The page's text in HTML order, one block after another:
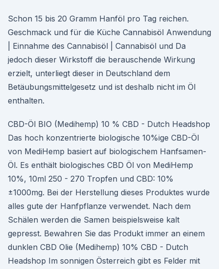
Schon 15 bis 20 Gramm Hanföl pro Tag reichen.
Geschmack und für die Küche Cannabisöl Anwendung
| Einnahme des Cannabisöl | Cannabisöl und Da
jedoch dieser Wirkstoff die berauschende Wirkung
erzielt, unterliegt dieser in Deutschland dem
Betäubungsmittelgesetz und ist deshalb nicht im Öl
enthalten.
CBD-Öl BIO (Medihemp) 10 % CBD - Dutch Headshop
Das hoch konzentrierte biologische 10%ige CBD-Öl
von MediHemp basiert auf biologischem Hanfsamen-
Öl. Es enthält biologisches CBD Öl von MediHemp
10%, 10ml 250 - 270 Tropfen und CBD: 10%
±1000mg. Bei der Herstellung dieses Produktes wurde
alles gute der Hanfpflanze verwendet. Nach dem
Schälen werden die Samen beispielsweise kalt
gepresst. Bewahren Sie das Produkt immer an einem
dunklen CBD Olie (Medihemp) 10% CBD - Dutch
Headshop Im sonnigen Österreich gibt es Felder mit